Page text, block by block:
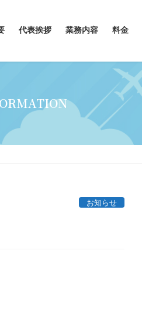
代表挨拶 業務内容 料金
お知らせ